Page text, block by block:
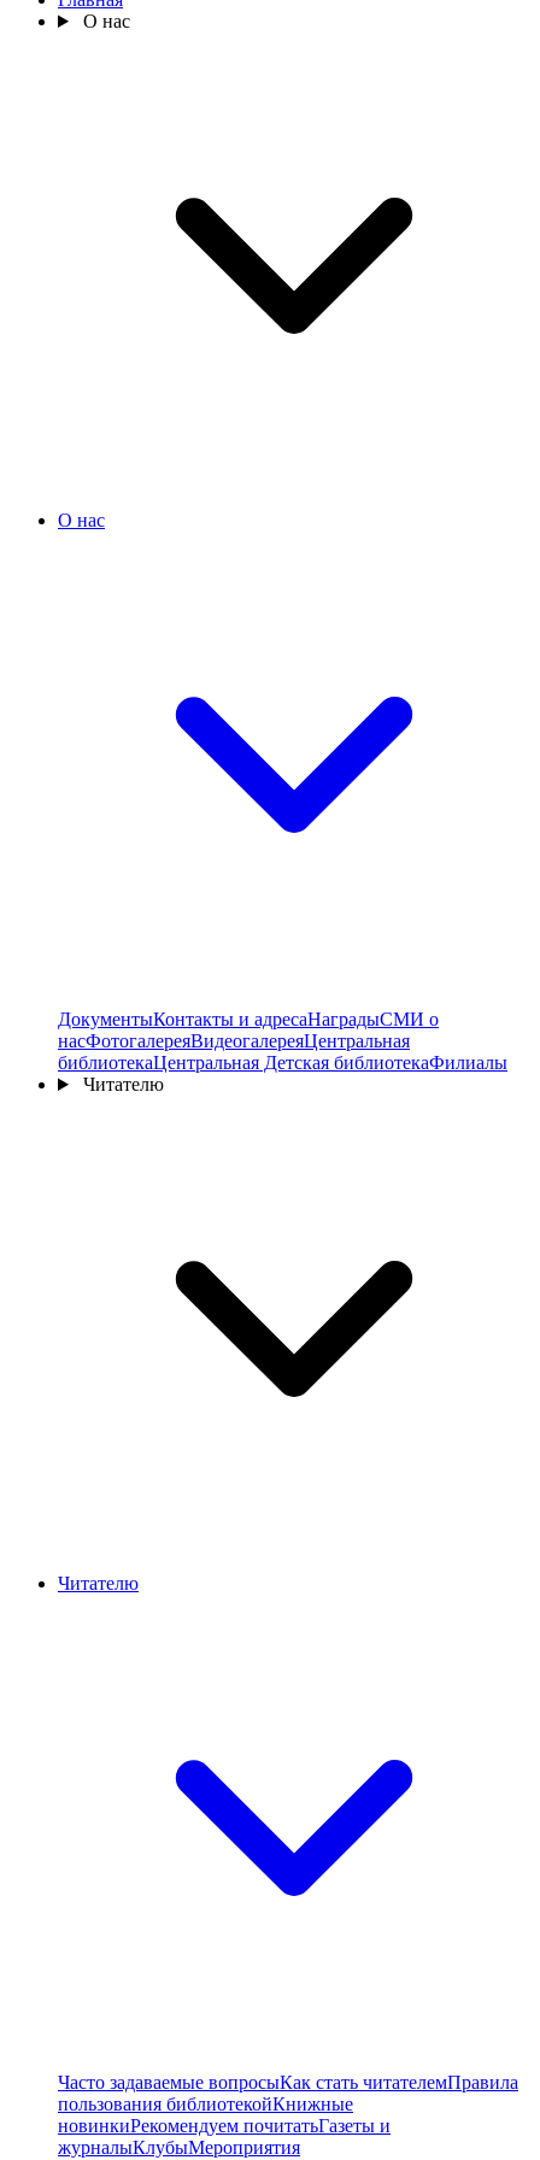
О нас
О нас
ДокументыКонтакты и адресаНаградыСМИ о
насФотогалереяВидеогалереяЦентральная
библиотекаЦентральная Детская библиотекаФилиалы
Читателю
Читателю
Часто задаваемые вопросыКак стать читателемПравила
пользования библиотекойКнижные
новинкиРекомендуем почитатьГазеты и
журналыКлубыМероприятия